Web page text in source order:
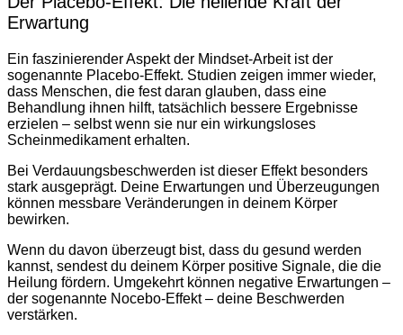
Erwartung
Ein faszinierender Aspekt der Mindset-Arbeit ist der
sogenannte Placebo-Effekt. Studien zeigen immer wieder,
dass Menschen, die fest daran glauben, dass eine
Behandlung ihnen hilft, tatsächlich bessere Ergebnisse
erzielen – selbst wenn sie nur ein wirkungsloses
Scheinmedikament erhalten.
Bei Verdauungsbeschwerden ist dieser Effekt besonders
stark ausgeprägt. Deine Erwartungen und Überzeugungen
können messbare Veränderungen in deinem Körper
bewirken.
Wenn du davon überzeugt bist, dass du gesund werden
kannst, sendest du deinem Körper positive Signale, die die
Heilung fördern. Umgekehrt können negative Erwartungen –
der sogenannte Nocebo-Effekt – deine Beschwerden
verstärken.